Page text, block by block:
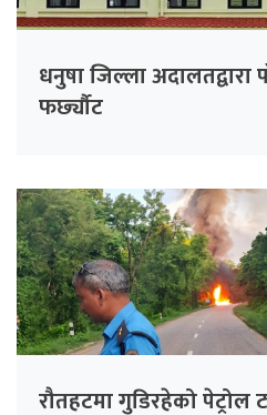
धनुषा जिल्ला अदालतद्वारा
फर्छ्यौट
रौतहटमा गुडिरहेको